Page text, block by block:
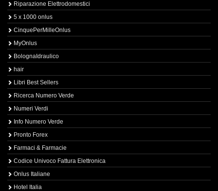
Riparazione Elettrodomestici
5 x 1000 onlus
CinquePerMilleOnlus
MyOnlus
BolognaIdraulico
hair
Libri Best Sellers
Ricerca Numero Verde
Numeri Verdi
Info Numero Verde
Pronto Forex
Farmaci & Farmacie
Codice Univoco Fattura Elettronica
Onlus Italiane
Hotel Italia